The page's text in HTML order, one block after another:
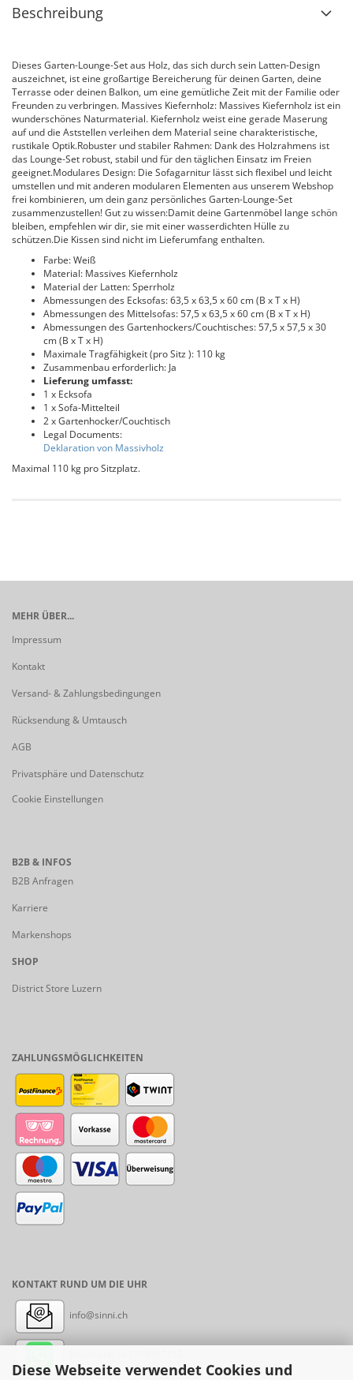
Diese Webseite verwendet Cookies und
Beschreibung
Dieses Garten-Lounge-Set aus Holz, das sich durch sein Latten-Design
auszeichnet, ist eine großartige Bereicherung für deinen Garten, deine
Terrasse oder deinen Balkon, um eine gemütliche Zeit mit der Familie oder
Freunden zu verbringen. Massives Kiefernholz: Massives Kiefernholz ist ein
wunderschönes Naturmaterial. Kiefernholz weist eine gerade Maserung
auf und die Aststellen verleihen dem Material seine charakteristische,
rustikale Optik.Robuster und stabiler Rahmen: Dank des Holzrahmens ist
das Lounge-Set robust, stabil und für den täglichen Einsatz im Freien
geeignet.Modulares Design: Die Sofagarnitur lässt sich flexibel und leicht
umstellen und mit anderen modularen Elementen aus unserem Webshop
frei kombinieren, um dein ganz persönliches Garten-Lounge-Set
zusammenzustellen! Gut zu wissen:Damit deine Gartenmöbel lange schön
bleiben, empfehlen wir dir, sie mit einer wasserdichten Hülle zu
schützen.Die Kissen sind nicht im Lieferumfang enthalten.
Farbe: Weiß
Material: Massives Kiefernholz
Material der Latten: Sperrholz
Abmessungen des Ecksofas: 63,5 x 63,5 x 60 cm (B x T x H)
Abmessungen des Mittelsofas: 57,5 x 63,5 x 60 cm (B x T x H)
Abmessungen des Gartenhockers/Couchtisches: 57,5 x 57,5 x 30
cm (B x T x H)
Maximale Tragfähigkeit (pro Sitz ): 110 kg
Zusammenbau erforderlich: Ja
Lieferung umfasst:
1 x Ecksofa
1 x Sofa-Mittelteil
2 x Gartenhocker/Couchtisch
Legal Documents:
Deklaration von Massivholz
Maximal 110 kg pro Sitzplatz.
MEHR ÜBER...
Impressum
Kontakt
Versand- & Zahlungsbedingungen
Rücksendung & Umtausch
AGB
Privatsphäre und Datenschutz
Cookie Einstellungen
B2B & INFOS
B2B Anfragen
Karriere
Markenshops
SHOP
District Store Luzern
ZAHLUNGSMÖGLICHKEITEN
KONTAKT RUND UM DIE UHR
info@sinni.ch